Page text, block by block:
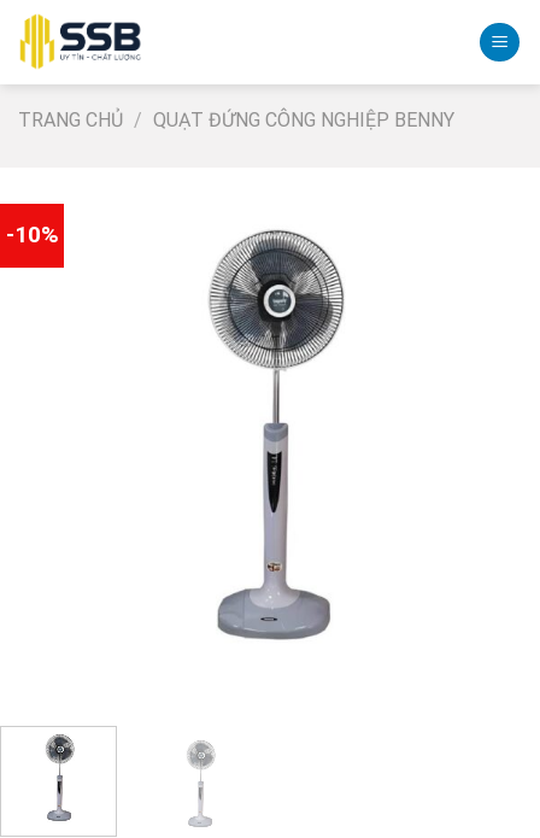
Skip
content
TRANG CHỦ / QUẠT ĐỨNG CÔNG NGHIỆP BENNY
-10%